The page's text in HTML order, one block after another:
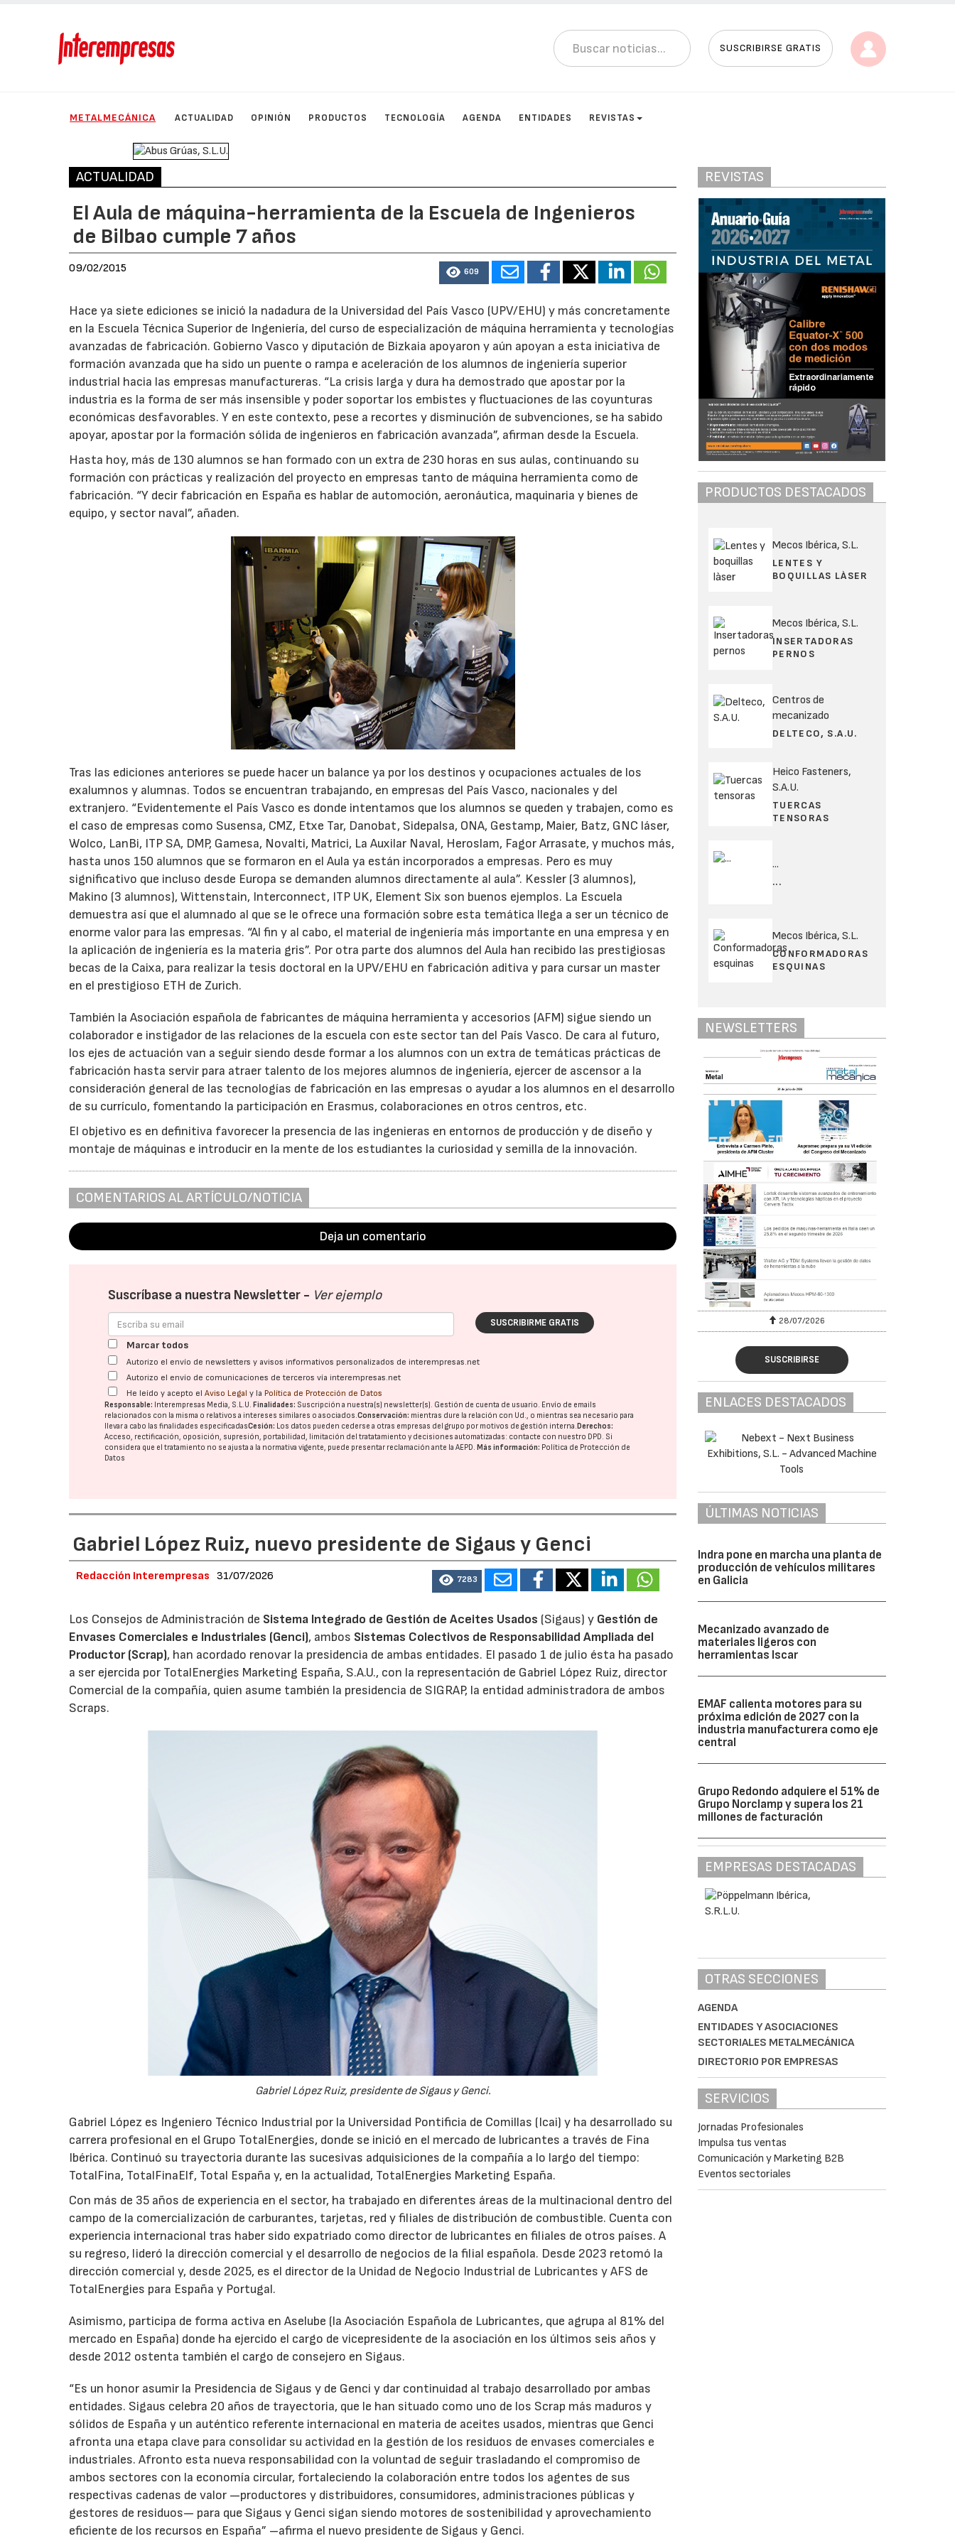
SUSCRIBIRSE GRATIS
METALMECÁNICA ACTUALIDAD OPINIÓN PRODUCTOS TECNOLOGÍA AGENDA ENTIDADES REVISTAS
ACTUALIDAD
El Aula de máquina-herramienta de la Escuela de Ingenieros
de Bilbao cumple 7 años
09/02/2015 609
Hace ya siete ediciones se inició la nadadura de la Universidad del País Vasco (UPV/EHU) y más concretamente
en la Escuela Técnica Superior de Ingeniería, del curso de especialización de máquina herramienta y tecnologías
avanzadas de fabricación. Gobierno Vasco y diputación de Bizkaia apoyaron y aún apoyan a esta iniciativa de
formación avanzada que ha sido un puente o rampa e aceleración de los alumnos de ingeniería superior
industrial hacia las empresas manufactureras. “La crisis larga y dura ha demostrado que apostar por la
industria es la forma de ser más insensible y poder soportar los embistes y fluctuaciones de las coyunturas
económicas desfavorables. Y en este contexto, pese a recortes y disminución de subvenciones, se ha sabido
apoyar, apostar por la formación sólida de ingenieros en fabricación avanzada”, afirman desde la Escuela.
Hasta hoy, más de 130 alumnos se han formado con un extra de 230 horas en sus aulas, continuando su
formación con prácticas y realización del proyecto en empresas tanto de máquina herramienta como de
fabricación. “Y decir fabricación en España es hablar de automoción, aeronáutica, maquinaria y bienes de
equipo, y sector naval”, añaden.
Tras las ediciones anteriores se puede hacer un balance ya por los destinos y ocupaciones actuales de los
exalumnos y alumnas. Todos se encuentran trabajando, en empresas del País Vasco, nacionales y del
extranjero. “Evidentemente el País Vasco es donde intentamos que los alumnos se queden y trabajen, como es
el caso de empresas como Susensa, CMZ, Etxe Tar, Danobat, Sidepalsa, ONA, Gestamp, Maier, Batz, GNC láser,
Wolco, LanBi, ITP SA, DMP, Gamesa, Novalti, Matrici, La Auxilar Naval, Heroslam, Fagor Arrasate, y muchos más,
hasta unos 150 alumnos que se formaron en el Aula ya están incorporados a empresas. Pero es muy
significativo que incluso desde Europa se demanden alumnos directamente al aula”. Kessler (3 alumnos),
Makino (3 alumnos), Wittenstain, Interconnect, ITP UK, Element Six son buenos ejemplos. La Escuela
demuestra así que el alumnado al que se le ofrece una formación sobre esta temática llega a ser un técnico de
enorme valor para las empresas. “Al fin y al cabo, el material de ingeniería más importante en una empresa y en
la aplicación de ingeniería es la materia gris”. Por otra parte dos alumnos del Aula han recibido las prestigiosas
becas de la Caixa, para realizar la tesis doctoral en la UPV/EHU en fabricación aditiva y para cursar un master
en el prestigioso ETH de Zurich.
También la Asociación española de fabricantes de máquina herramienta y accesorios (AFM) sigue siendo un
colaborador e instigador de las relaciones de la escuela con este sector tan del País Vasco. De cara al futuro,
los ejes de actuación van a seguir siendo desde formar a los alumnos con un extra de temáticas prácticas de
fabricación hasta servir para atraer talento de los mejores alumnos de ingeniería, ejercer de ascensor a la
consideración general de las tecnologías de fabricación en las empresas o ayudar a los alumnos en el desarrollo
de su currículo, fomentando la participación en Erasmus, colaboraciones en otros centros, etc.
El objetivo es en definitiva favorecer la presencia de las ingenieras en entornos de producción y de diseño y
montaje de máquinas e introducir en la mente de los estudiantes la curiosidad y semilla de la innovación.
COMENTARIOS AL ARTÍCULO/NOTICIA
Deja un comentario
Suscríbase a nuestra Newsletter - Ver ejemplo
SUSCRIBIRME GRATIS
Marcar todos
Autorizo el envío de newsletters y avisos informativos personalizados de interempresas.net
Autorizo el envío de comunicaciones de terceros vía interempresas.net
He leído y acepto elAviso Legal y la Política de Protección de Datos
Responsable: Interempresas Media, S.L.U. Finalidades: Suscripción a nuestra(s) newsletter(s). Gestión de cuenta de usuario. Envío de emails
relacionados con la misma o relativos a intereses similares o asociados.Conservación: mientras dure la relación con Ud., o mientras sea necesario para
llevar a cabo las finalidades especificadasCesión: Los datos pueden cederse a otras empresas del grupo por motivos de gestión interna. Derechos:
Acceso, rectificación, oposición, supresión, portabilidad, limitación del tratatamiento y decisiones automatizadas: contacte con nuestro DPD. Si
considera que el tratamiento no se ajusta a la normativa vigente, puede presentar reclamación ante laAEPD. Más información: Política de Protección de
Datos
Gabriel López Ruiz, nuevo presidente de Sigaus y Genci
Redacción Interempresas 31/07/2026 7283
Los Consejos de Administración de Sistema Integrado de Gestión de Aceites Usados (Sigaus) y Gestión de
Envases Comerciales e Industriales (Genci), ambos Sistemas Colectivos de Responsabilidad Ampliada del
Productor (Scrap), han acordado renovar la presidencia de ambas entidades. El pasado 1 de julio ésta ha pasado
a ser ejercida por TotalEnergies Marketing España, S.A.U., con la representación de Gabriel López Ruiz, director
Comercial de la compañía, quien asume también la presidencia de SIGRAP, la entidad administradora de ambos
Scraps.
Gabriel López Ruiz, presidente de Sigaus y Genci.
Gabriel López es Ingeniero Técnico Industrial por la Universidad Pontificia de Comillas (Icai) y ha desarrollado su
carrera profesional en el Grupo TotalEnergies, donde se inició en el mercado de lubricantes a través de Fina
Ibérica. Continuó su trayectoria durante las sucesivas adquisiciones de la compañía a lo largo del tiempo:
TotalFina, TotalFinaElf, Total España y, en la actualidad, TotalEnergies Marketing España.
Con más de 35 años de experiencia en el sector, ha trabajado en diferentes áreas de la multinacional dentro del
campo de la comercialización de carburantes, tarjetas, red y filiales de distribución de combustible. Cuenta con
experiencia internacional tras haber sido expatriado como director de lubricantes en filiales de otros países. A
su regreso, lideró la dirección comercial y el desarrollo de negocios de la filial española. Desde 2023 retomó la
dirección comercial y, desde 2025, es el director de la Unidad de Negocio Industrial de Lubricantes y AFS de
TotalEnergies para España y Portugal.
Asimismo, participa de forma activa en Aselube (la Asociación Española de Lubricantes, que agrupa al 81% del
mercado en España) donde ha ejercido el cargo de vicepresidente de la asociación en los últimos seis años y
desde 2012 ostenta también el cargo de consejero en Sigaus.
“Es un honor asumir la Presidencia de Sigaus y de Genci y dar continuidad al trabajo desarrollado por ambas
entidades. Sigaus celebra 20 años de trayectoria, que le han situado como uno de los Scrap más maduros y
sólidos de España y un auténtico referente internacional en materia de aceites usados, mientras que Genci
afronta una etapa clave para consolidar su actividad en la gestión de los residuos de envases comerciales e
industriales. Afronto esta nueva responsabilidad con la voluntad de seguir trasladando el compromiso de
ambos sectores con la economía circular, fortaleciendo la colaboración entre todos los agentes de sus
respectivas cadenas de valor —productores y distribuidores, consumidores, administraciones públicas y
gestores de residuos— para que Sigaus y Genci sigan siendo motores de sostenibilidad y aprovechamiento
eficiente de los recursos en España” –afirma el nuevo presidente de Sigaus y Genci.
REVISTAS
PRODUCTOS DESTACADOS
Mecos Ibérica, S.L.
LENTES Y
BOQUILLAS LÀSER
Mecos Ibérica, S.L.
INSERTADORAS
PERNOS
Centros de
mecanizado
DELTECO, S.A.U.
Heico Fasteners,
S.A.U.
TUERCAS
TENSORAS
...
...
Mecos Ibérica, S.L.
CONFORMADORAS
ESQUINAS
NEWSLETTERS
30/07/2026 28/07/2026
SUSCRIBIRSE
ENLACES DESTACADOS
ÚLTIMAS NOTICIAS
Indra pone en marcha una planta de
producción de vehículos militares
en Galicia
Mecanizado avanzado de
materiales ligeros con
herramientas Iscar
EMAF calienta motores para su
próxima edición de 2027 con la
industria manufacturera como eje
central
Grupo Redondo adquiere el 51% de
Grupo Norclamp y supera los 21
millones de facturación
EMPRESAS DESTACADAS
OTRAS SECCIONES
AGENDA
ENTIDADES Y ASOCIACIONES
SECTORIALES METALMECÁNICA
DIRECTORIO POR EMPRESAS
SERVICIOS
Jornadas Profesionales
Impulsa tus ventas
Comunicación y Marketing B2B
Eventos sectoriales